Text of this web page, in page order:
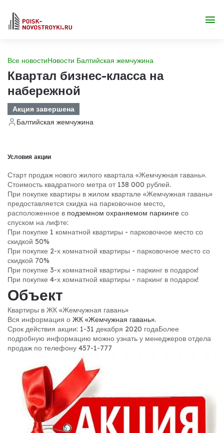
Все новостиНовости Балтийская жемчужина
Квартал бизнес-класса на
набережной
Акция завершена
Балтийская жемчужина
Условия акции
Старт продаж нового жилого квартала «Жемчужная гавань».
Стоимость квадратного метра от 138 000 рублей.
При покупке квартиры в жилом квартале «Жемчужная гавань»
предоставляется скидка на парковочное место,
расположенное в подземном охраняемом паркинге со
спуском на лифте:
При покупке 1 комнатной квартиры - парковочное место со
скидкой 50%
При покупке 2-х комнатной квартиры - парковочное место со
скидкой 70%
При покупке 3-х комнатной квартиры - паркинг в подарок!
При покупке 4-х комнатной квартиры - паркинг в подарок!
Объект
Квартиры в ЖК «Жемчужная гавань»
Вся информация о ЖК «Жемчужная гавань».
Срок действия акции: 1-31 декабря 2020 годаБолее
подробную информацию можно узнать у менеджеров отдела
продаж по телефону 457-1-777